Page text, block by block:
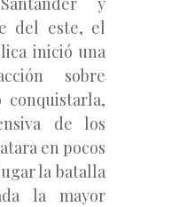
del este, el
inició una
sobre
conquistarla,
de los
en pocos
la batalla
la mayor